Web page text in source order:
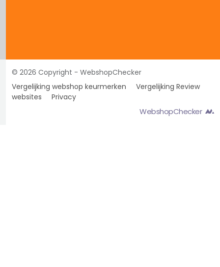
© 2026 Copyright - WebshopChecker
Vergelijking webshop keurmerken
Vergelijking Review
websites
Privacy
WebshopChecker